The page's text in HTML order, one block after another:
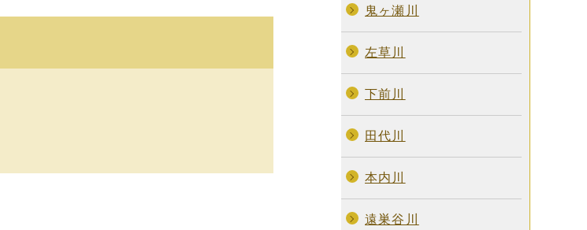
鬼ヶ瀬川
左草川
下前川
田代川
本内川
遠巣谷川